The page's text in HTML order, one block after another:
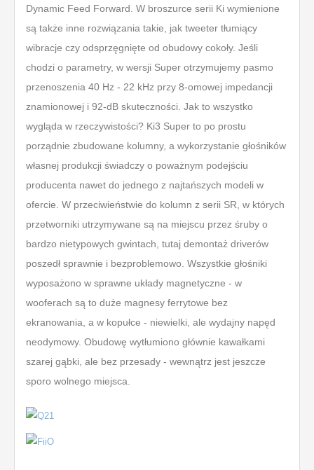
Dynamic Feed Forward. W broszurce serii Ki wymienione
są także inne rozwiązania takie, jak tweeter tłumiący
wibracje czy odsprzęgnięte od obudowy cokoły. Jeśli
chodzi o parametry, w wersji Super otrzymujemy pasmo
przenoszenia 40 Hz - 22 kHz przy 8-omowej impedancji
znamionowej i 92-dB skuteczności. Jak to wszystko
wygląda w rzeczywistości? Ki3 Super to po prostu
porządnie zbudowane kolumny, a wykorzystanie głośników
własnej produkcji świadczy o poważnym podejściu
producenta nawet do jednego z najtańszych modeli w
ofercie. W przeciwieństwie do kolumn z serii SR, w których
przetworniki utrzymywane są na miejscu przez śruby o
bardzo nietypowych gwintach, tutaj demontaż driverów
poszedł sprawnie i bezproblemowo. Wszystkie głośniki
wyposażono w sprawne układy magnetyczne - w
wooferach są to duże magnesy ferrytowe bez
ekranowania, a w kopułce - niewielki, ale wydajny napęd
neodymowy. Obudowę wytłumiono głównie kawałkami
szarej gąbki, ale bez przesady - wewnątrz jest jeszcze
sporo wolnego miejsca.